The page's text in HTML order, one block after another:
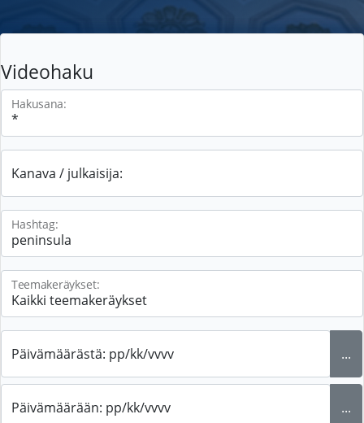
Videohaku
Hakusana:
Kanava / julkaisija:
Hashtag:
Teemakeräykset:
Päivämäärästä: pp/kk/vvvv ...
Päivämäärään: pp/kk/vvvv ...